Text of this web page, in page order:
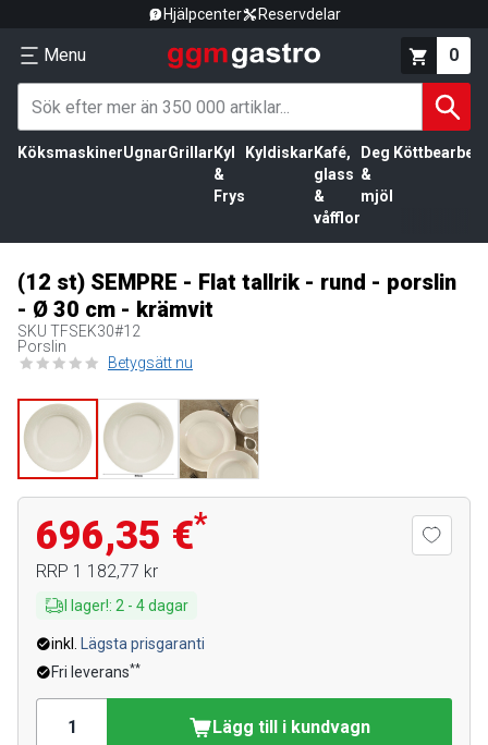
Hjälpcenter Reservdelar
Menu 0
KöksmaskinerUgnarGrillar Kyl
&
Frys
Kyldiskar Kafé,
glass
&
våfflor
Deg
&
mjöl
(12 st) SEMPRE - Flat tallrik - rund - porslin
- Ø 30 cm - krämvit
SKU TFSEK30#12
Porslin
Betygsätt nu
696,35 €*
RRP 1 182,77 kr
I lager!: 2 - 4dagar
inkl.
Lägsta prisgaranti
Fri leverans**
Lägg till i kundvagn